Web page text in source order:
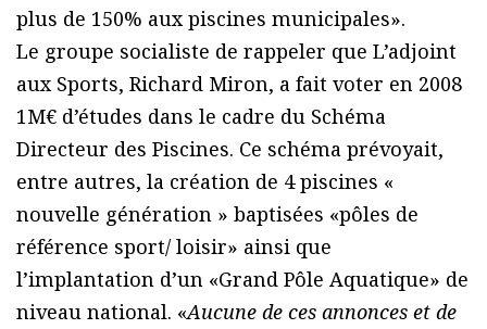
plus de 150% aux piscines municipales».
Le groupe socialiste de rappeler que L’adjoint
aux Sports, Richard Miron, a fait voter en 2008
1M€ d’études dans le cadre du Schéma
Directeur des Piscines. Ce schéma prévoyait,
entre autres, la création de 4 piscines «
nouvelle génération » baptisées «pôles de
référence sport/ loisir» ainsi que
l’implantation d’un «Grand Pôle Aquatique» de
niveau national. «Aucune de ces annonces et de